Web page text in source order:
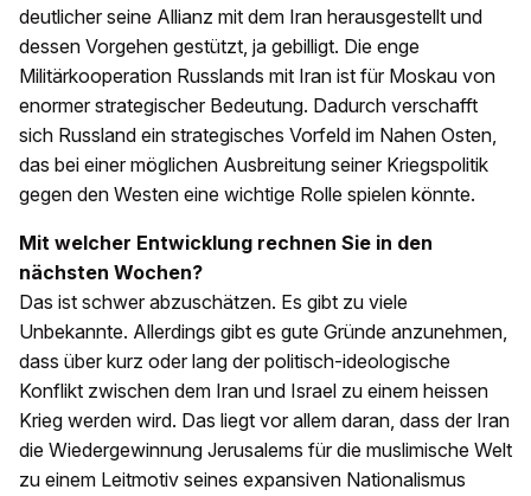
deutlicher seine Allianz mit dem Iran herausgestellt und
dessen Vorgehen gestützt, ja gebilligt. Die enge
Militärkooperation Russlands mit Iran ist für Moskau von
enormer strategischer Bedeutung. Dadurch verschafft
sich Russland ein strategisches Vorfeld im Nahen Osten,
das bei einer möglichen Ausbreitung seiner Kriegspolitik
gegen den Westen eine wichtige Rolle spielen könnte.
Mit welcher Entwicklung rechnen Sie in den
nächsten Wochen?
Das ist schwer abzuschätzen. Es gibt zu viele
Unbekannte. Allerdings gibt es gute Gründe anzunehmen,
dass über kurz oder lang der politisch-ideologische
Konflikt zwischen dem Iran und Israel zu einem heissen
Krieg werden wird. Das liegt vor allem daran, dass der Iran
die Wiedergewinnung Jerusalems für die muslimische Welt
zu einem Leitmotiv seines expansiven Nationalismus